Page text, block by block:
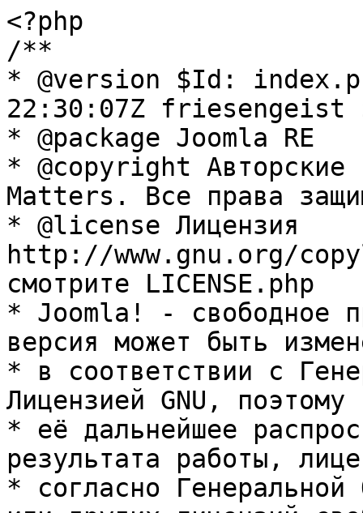
<?php
/**
* @version $Id:
22:30:07Z friesengeist
* @package Joomla RE
* @copyright Авторские
Matters. Все права
* @license Лицензия
http://www.gnu.org/
смотрите LICENSE.php
* Joomla! - свободное
версия может быть
* в соответствии с
Лицензией GNU, поэтому
* её дальнейшее
результата работы,
* согласно Генеральной